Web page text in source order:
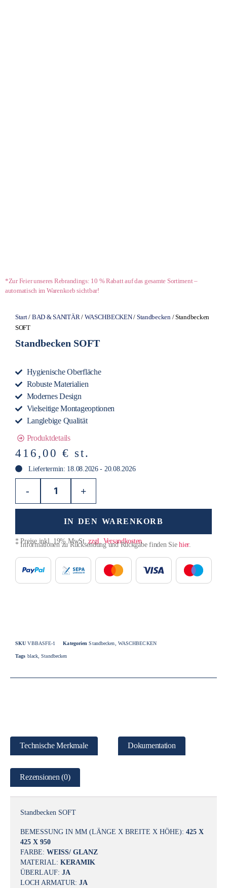
*Zur Feier unseres Rebrandings: 10 % Rabatt auf das gesamte Sortiment –
automatisch im Warenkorb sichtbar!
Start/ BAD & SANITÄR / WASCHBECKEN/ Standbecken / Standbecken
SOFT
Standbecken SOFT
Hygienische Oberfläche
Robuste Materialien
Modernes Design
Vielseitige Montageoptionen
Langlebige Qualität
Produktdetails
416,00 € st.
Liefertermin: 18.08.2026 - 20.08.2026
- +
IN DEN WARENKORB
* Preise inkl. 19% MwSt.zzgl. Versandkosten
* Informationen zu Rücksendung und Rückgabe finden Siehier.
SKUVBBASFE-1 Kategorien Standbecken WASCHBECKEN
Tags black ,Standbecken
Technische Merkmale Dokumentation
Rezensionen (0)
Standbecken SOFT
BEMESSUNG IN MM (LÄNGE X BREITE X HÖHE): 425 X
425 X 950
FARBE: WEISS/ GLANZ
MATERIAL: KERAMIK
ÜBERLAUF: JA
LOCH ARMATUR: JA